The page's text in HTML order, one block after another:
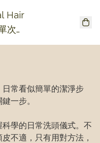
Hair
收
常看似簡單的潔淨步
一步。
學的日常洗頭儀式。不
不適，只有用對方法，